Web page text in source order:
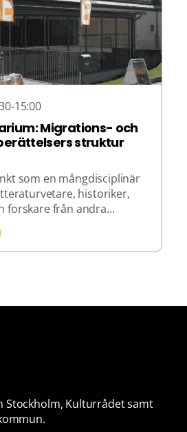
15:00
Migrations- och
struktur
som en mångdisciplinär
historiker,
forskare från andra...
Stockholm, Kulturrådet samt